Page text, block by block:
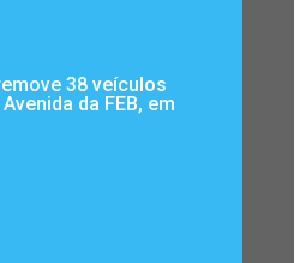
38 veículos
da FEB, em